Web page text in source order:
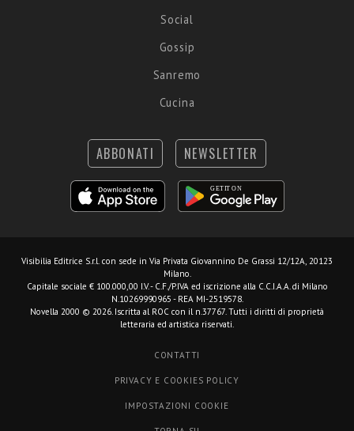
Social
Gossip
Sanremo
Cucina
ABBONATI NEWSLETTER
Visibilia Editrice S.r.l. con sede in Via Privata Giovannino De Grassi 12/12A, 20123
Milano.
Capitale sociale € 100.000,00 I.V. - C.F./P.IVA ed iscrizione alla C.C.I.A.A. di Milano
N.10269990965 - REA MI-2519578.
Novella 2000 © 2026. Iscritta al ROC con il n.37767. Tutti i diritti di proprietà
letteraria ed artistica riservati.
CONTATTI
PRIVACY E COOKIES POLICY
IMPOSTAZIONI COOKIE